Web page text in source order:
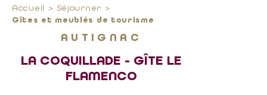
Accueil Séjourner
Gîtes et meublés de tourisme
AUTIGNAC
LA COQUILLADE - GÎTE LE
FLAMENCO